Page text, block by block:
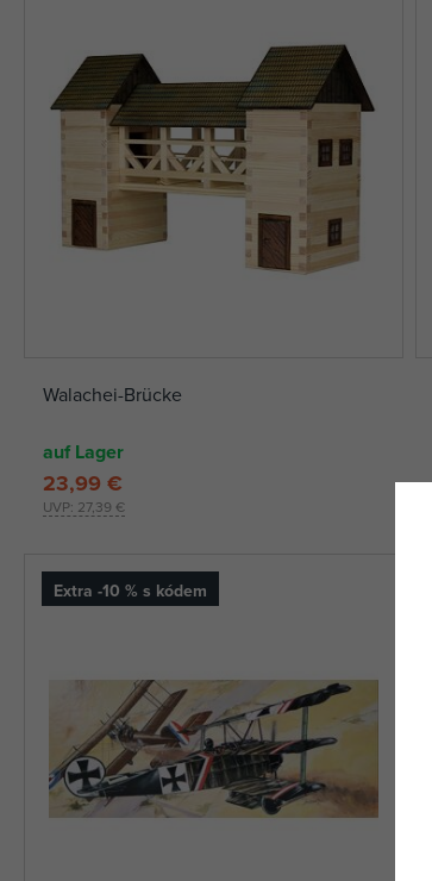
Walachei-Brücke
auf Lager
UVP: 27,39 €
23,99 €
Extra -10 % s kódem